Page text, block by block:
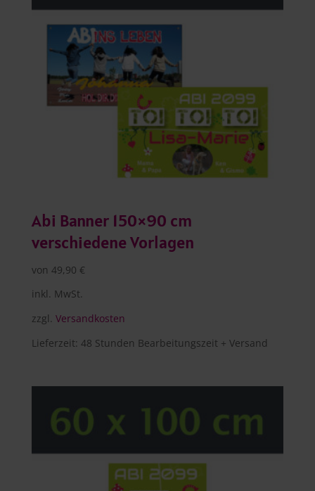
Abi Banner 150×90 cm
verschiedene Vorlagen
von 49,90 €
inkl. MwSt.
zzgl. Versandkosten
Lieferzeit: 48 Stunden Bearbeitungszeit + Versand